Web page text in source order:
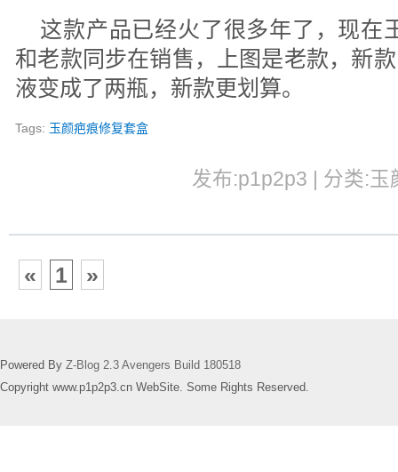
这款产品已经火了很多年了，现在
和老款同步在销售，上图是老款，新
液变成了两瓶，新款更划算。
Tags: 玉颜疤痕修复套盒
发布:p1p2p3 | 分类:
« 1 »
Powered By Z-Blog 2.3 Avengers Build 180518
Copyright www.p1p2p3.cn WebSite. Some Rights Reserved.